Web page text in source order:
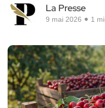
La Presse
9 mai 2026 1